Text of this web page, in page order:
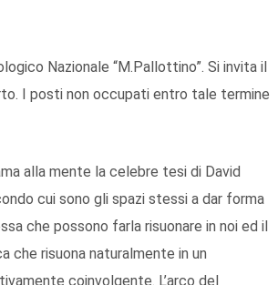
Nazionale “M.Pallottino”. Si invita il
I posti non occupati entro tale termine
alla mente la celebre tesi di David
cui sono gli spazi stessi a dar forma
che possono farla risuonare in noi ed il
che risuona naturalmente in un
coinvolgente. L’arco del